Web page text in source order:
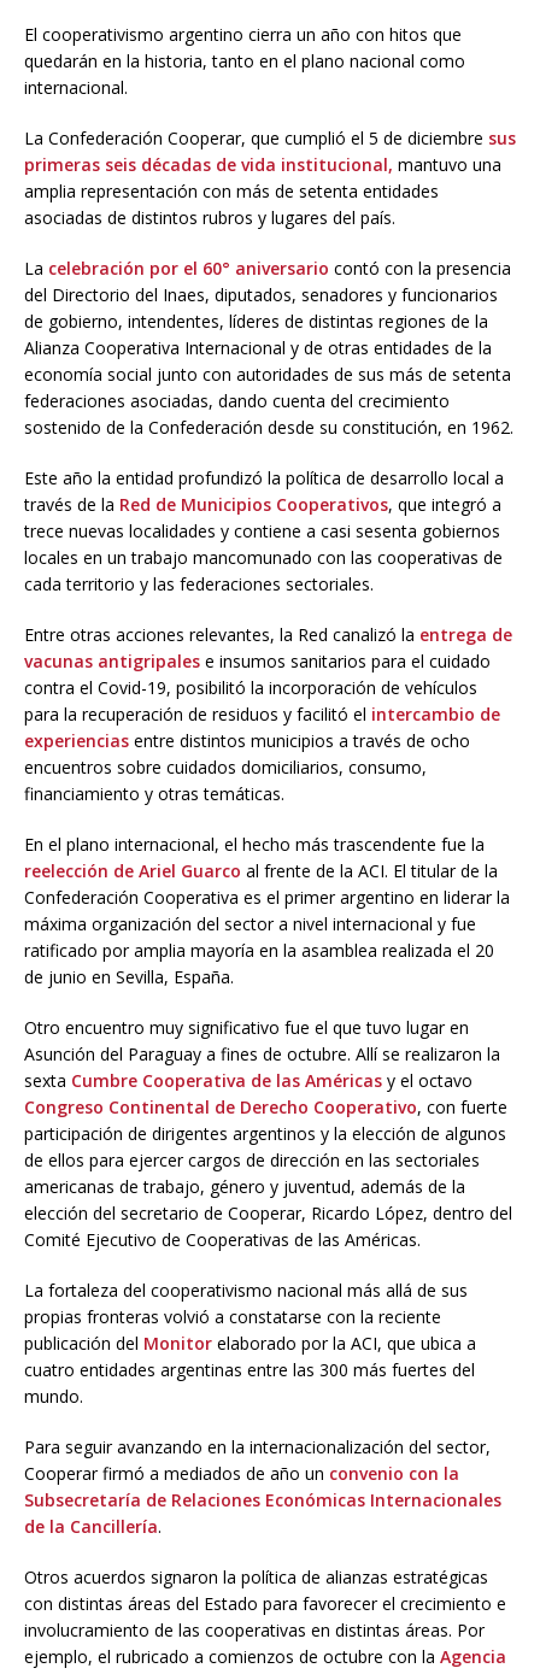
El cooperativismo argentino cierra un año con hitos que
quedarán en la historia, tanto en el plano nacional como
internacional.
La Confederación Cooperar, que cumplió el 5 de diciembre sus
primeras seis décadas de vida institucional, mantuvo una
amplia representación con más de setenta entidades
asociadas de distintos rubros y lugares del país.
La celebración por el 60° aniversario contó con la presencia
del Directorio del Inaes, diputados, senadores y funcionarios
de gobierno, intendentes, líderes de distintas regiones de la
Alianza Cooperativa Internacional y de otras entidades de la
economía social junto con autoridades de sus más de setenta
federaciones asociadas, dando cuenta del crecimiento
sostenido de la Confederación desde su constitución, en 1962.
Este año la entidad profundizó la política de desarrollo local a
través de la Red de Municipios Cooperativos, que integró a
trece nuevas localidades y contiene a casi sesenta gobiernos
locales en un trabajo mancomunado con las cooperativas de
cada territorio y las federaciones sectoriales.
Entre otras acciones relevantes, la Red canalizó la entrega de
vacunas antigripales e insumos sanitarios para el cuidado
contra el Covid-19, posibilitó la incorporación de vehículos
para la recuperación de residuos y facilitó el intercambio de
experiencias entre distintos municipios a través de ocho
encuentros sobre cuidados domiciliarios, consumo,
financiamiento y otras temáticas.
En el plano internacional, el hecho más trascendente fue la
reelección de Ariel Guarco al frente de la ACI. El titular de la
Confederación Cooperativa es el primer argentino en liderar la
máxima organización del sector a nivel internacional y fue
ratificado por amplia mayoría en la asamblea realizada el 20
de junio en Sevilla, España.
Otro encuentro muy significativo fue el que tuvo lugar en
Asunción del Paraguay a fines de octubre. Allí se realizaron la
sexta Cumbre Cooperativa de las Américas y el octavo
Congreso Continental de Derecho Cooperativo, con fuerte
participación de dirigentes argentinos y la elección de algunos
de ellos para ejercer cargos de dirección en las sectoriales
americanas de trabajo, género y juventud, además de la
elección del secretario de Cooperar, Ricardo López, dentro del
Comité Ejecutivo de Cooperativas de las Américas.
La fortaleza del cooperativismo nacional más allá de sus
propias fronteras volvió a constatarse con la reciente
publicación del Monitor elaborado por la ACI, que ubica a
cuatro entidades argentinas entre las 300 más fuertes del
mundo.
Para seguir avanzando en la internacionalización del sector,
Cooperar firmó a mediados de año un convenio con la
Subsecretaría de Relaciones Económicas Internacionales
de la Cancillería.
Otros acuerdos signaron la política de alianzas estratégicas
con distintas áreas del Estado para favorecer el crecimiento e
involucramiento de las cooperativas en distintas áreas. Por
ejemplo, el rubricado a comienzos de octubre con la Agencia